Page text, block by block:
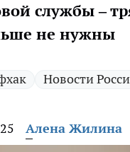
службы –
не нужны
Новости
Алена Жилина